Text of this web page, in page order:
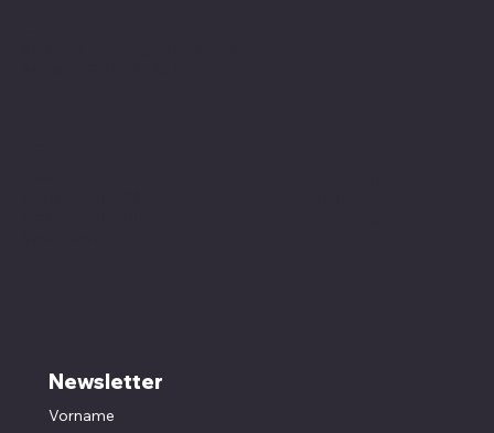
Newsletter
Vorname